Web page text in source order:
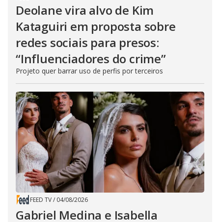
Deolane vira alvo de Kim
Kataguiri em proposta sobre
redes sociais para presos:
“Influenciadores do crime”
Projeto quer barrar uso de perfis por terceiros
FEED TV/ 04/08/2026
Gabriel Medina e Isabella